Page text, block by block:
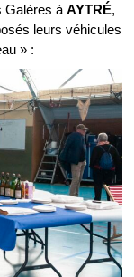
Galères àAYTRÉ,
leurs véhicules
» :